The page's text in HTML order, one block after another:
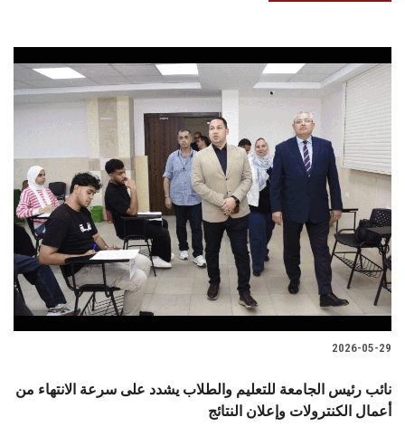
2026-05-29
نائب رئيس الجامعة للتعليم والطلاب يشدد على سرعة الانتهاء من
أعمال الكنترولات وإعلان النتائج